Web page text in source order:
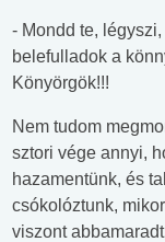
- Mondd te,
belefulladok a
Könyörgök!!!
Nem tudom
sztori vége annyi,
hazamentünk, és
csókolóztunk,
viszont